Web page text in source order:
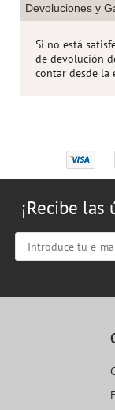
Devoluciones y
Si no está
de devolución
contar desde la
¡Recibe